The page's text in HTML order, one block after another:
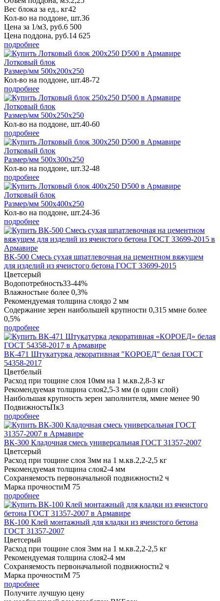
Вес блока за ед., кг42
Кол-во на поддоне, шт.36
Цена за 1/м3, руб.6 500
Цена поддона, руб.14 625
подробнее
Лотковый блок
Размер/мм 500x200x250
Кол-во на поддоне, шт.48-72
подробнее
Лотковый блок
Размер/мм 500x250x250
Кол-во на поддоне, шт.40-60
подробнее
Лотковый блок
Размер/мм 500x300x250
Кол-во на поддоне, шт.32-48
подробнее
Лотковый блок
Размер/мм 500x400x250
Кол-во на поддоне, шт.24-36
подробнее
ВК-500 Смесь сухая шпатлевочная на цементном вяжущем
для изделий из ячеистого бетона ГОСТ 33699-2015
Цветсерый
Водопотребность33-44%
Влажностьне более 0,3%
Рекомендуемая толщина слоядо 2 мм
Содержание зерен наибольшей крупности 0,315 ммне более
0,5%
подробнее
ВК-471 Штукатурка декоративная "КОРОЕД" белая ГОСТ
54358-2017
Цветбелый
Расход при тощине слоя 10мм на 1 м.кв.2,8-3 кг
Рекомендуемая толщина слоя2,5-3 мм (в один слой)
Наибольшая крупность зерен заполнителя, ммне менее 90
ПодвижностьПк3
подробнее
ВК-300 Кладочная смесь универсальная ГОСТ 31357-2007
Цветсерый
Расход при тощине слоя 3мм на 1 м.кв.2,2-2,5 кг
Рекомендуемая толщина слоя2-4 мм
Сохраняемость первоначальной подвижности2 ч
Марка прочностиМ 75
подробнее
ВК-100 Клей монтажный для кладки из ячеистого бетона
ГОСТ 31357-2007
Цветсерый
Расход при тощине слоя 3мм на 1 м.кв.2,2-2,5 кг
Рекомендуемая толщина слоя2-4 мм
Сохраняемость первоначальной подвижности2 ч
Марка прочностиМ 75
подробнее
Получите лучшую цену